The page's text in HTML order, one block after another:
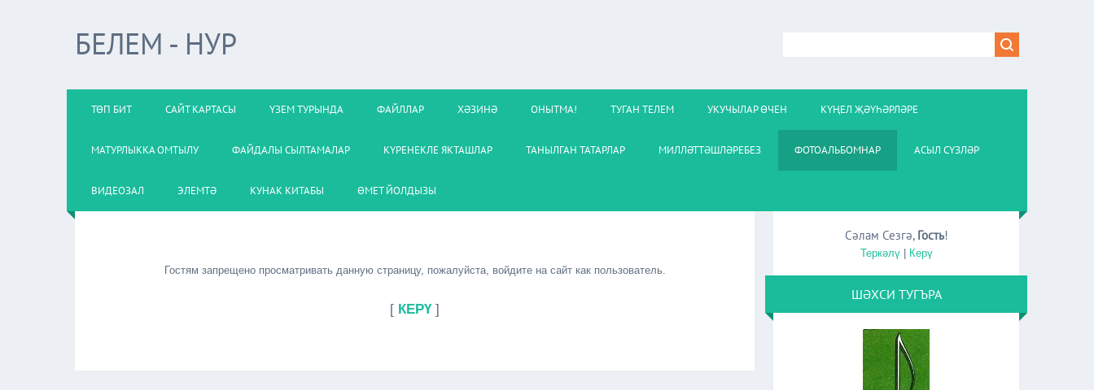
БЕЛЕМ - НУР
ТӨП БИТ САЙТ КАРТАСЫ ҮЗЕМ ТУРЫНДА ФАЙЛЛАР ХӘЗИНӘ ОНЫТМА! ТУГАН ТЕЛЕМ УКУЧЫЛАР ӨЧЕН КҮҢЕЛ ҖӘҮҺӘРЛӘРЕ
МАТУРЛЫККА ОМТЫЛУ ФАЙДАЛЫ СЫЛТАМАЛАР КҮРЕНЕКЛЕ ЯКТАШЛАР ТАНЫЛГАН ТАТАРЛАР МИЛЛӘТТӘШЛӘРЕБЕЗ ФОТОАЛЬБОМНАР АСЫЛ СҮЗЛӘР
ВИДЕОЗАЛ ЭЛЕМТӘ КУНАК КИТАБЫ ӨМЕТ ЙОЛДЫЗЫ
Гостям запрещено просматривать данную страницу, пожалуйста, войдите на сайт как пользователь.
[ КЕРҮ]
Сәлам Сезгә, Гость!
Теркәлү| Керү
ШӘХСИ ТУГЪРА